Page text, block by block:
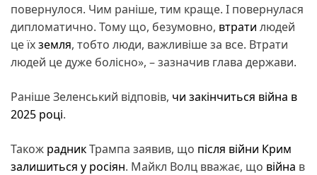
повернулося. Чим раніше, тим краще. І повернулася
дипломатично. Тому що, безумовно, втрати людей
це їхземля, тобто люди, важливіше за все. Втрати
людей це дуже болісно», – зазначив глава держави.
Раніше Зеленський відповів, чи закінчиться війна в
2025 році.
Також радникТрампа заявив, що після війни Крим
залишиться у росіян. Майкл Волц вважає, що війна в